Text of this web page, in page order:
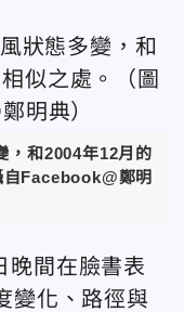
，和2004年12月的
Facebook@鄭明
晚間在臉書表
變化、路徑與